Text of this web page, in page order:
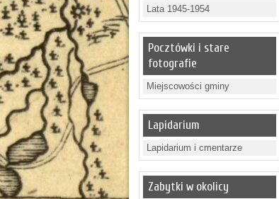
Lata 1945-1954
Pocztówki i stare
fotografie
Miejscowości gminy
Lapidarium
Lapidarium i cmentarze
Zabytki w okolicy